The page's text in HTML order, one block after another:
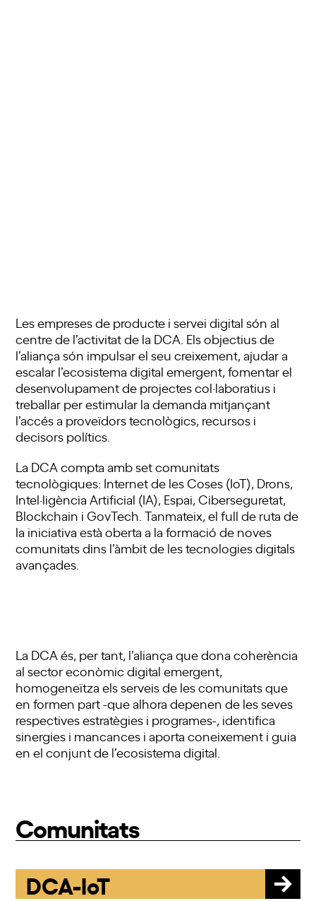
Les empreses de producte i servei digital són al
centre de l’activitat de la DCA. Els objectius de
l’aliança són impulsar el seu creixement, ajudar a
escalar l’ecosistema digital emergent, fomentar el
desenvolupament de projectes col·laboratius i
treballar per estimular la demanda mitjançant
l’accés a proveïdors tecnològics, recursos i
decisors polítics.
La DCA compta amb set comunitats
tecnològiques: Internet de les Coses (IoT), Drons,
Intel·ligència Artificial (IA), Espai, Ciberseguretat,
Blockchain i GovTech. Tanmateix, el full de ruta de
la iniciativa està oberta a la formació de noves
comunitats dins l’àmbit de les tecnologies digitals
avançades.
La DCA és, per tant, l’aliança que dona coherència
al sector econòmic digital emergent,
homogeneïtza els serveis de les comunitats que
en formen part -que alhora depenen de les seves
respectives estratègies i programes-, identifica
sinergies i mancances i aporta coneixement i guia
en el conjunt de l’ecosistema digital.
Comunitats
DCA-IoT